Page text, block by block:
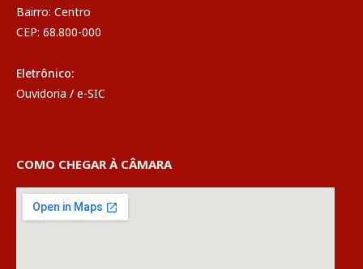
Bairro: Centro
CEP: 68.800-000
Eletrônico:
Ouvidoria / e-SIC
COMO CHEGAR À CÂMARA